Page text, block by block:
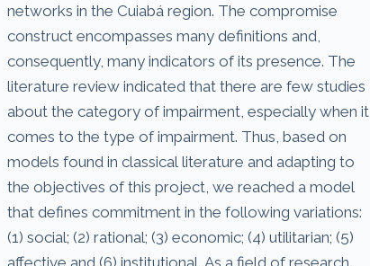
networks in the Cuiabá region. The compromise
construct encompasses many definitions and,
consequently, many indicators of its presence. The
literature review indicated that there are few studies
about the category of impairment, especially when it
comes to the type of impairment. Thus, based on
models found in classical literature and adapting to
the objectives of this project, we reached a model
that defines commitment in the following variations:
(1) social; (2) rational; (3) economic; (4) utilitarian; (5)
affective and (6) institutional. As a field of research,